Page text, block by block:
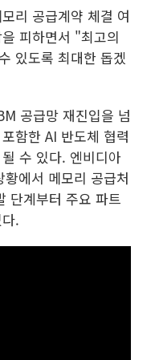
리 공급계약 체결 여
피하면서 "최고의
있도록 최대한 돕겠
공급망 재진입을 넘
함한 AI 반도체 협력
수 있다. 엔비디아
에서 메모리 공급처
단계부터 주요 파트
.